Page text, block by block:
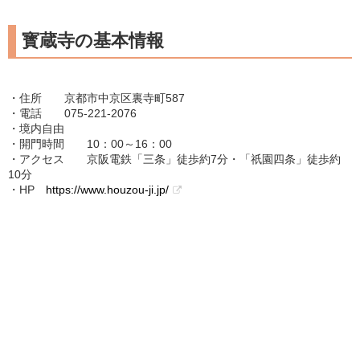
寳蔵寺の基本情報
・住所 京都市中京区裏寺町587
・電話 075-221-2076
・境内自由
・開門時間 10：00～16：00
・アクセス 京阪電鉄「三条」徒歩約7分・「祇園四条」徒歩約
10分
・HP https://www.houzou-ji.jp/